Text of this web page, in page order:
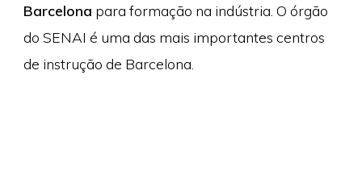
Barcelona para formação na indústria. O órgão
do SENAI é uma das mais importantes centros
de instrução de Barcelona.